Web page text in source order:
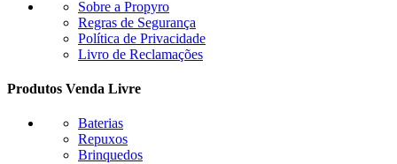
Sobre a Propyro
Regras de Segurança
Política de Privacidade
Livro de Reclamações
Produtos Venda Livre
Baterias
Repuxos
Brinquedos